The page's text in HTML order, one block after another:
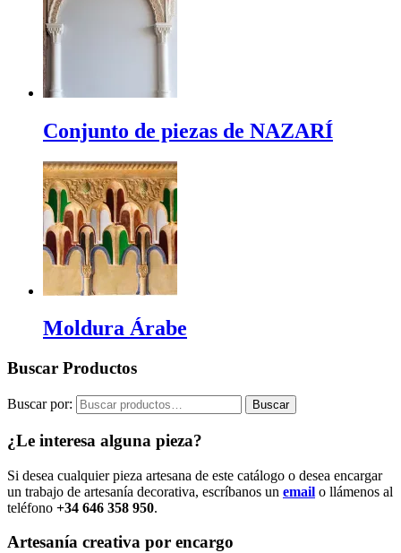
Conjunto de piezas de NAZARÍ
Moldura Árabe
Buscar Productos
Buscar por: Buscar
¿Le interesa alguna pieza?
Si desea cualquier pieza artesana de este catálogo o desea encargar
un trabajo de artesanía decorativa, escríbanos un email o llámenos al
teléfono +34 646 358 950.
Artesanía creativa por encargo